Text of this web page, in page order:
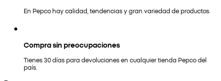
En Pepco hay calidad, tendencias y gran variedad de productos.
Compra sin preocupaciones
Tienes 30 días para devoluciones en cualquier tienda Pepco del
país.